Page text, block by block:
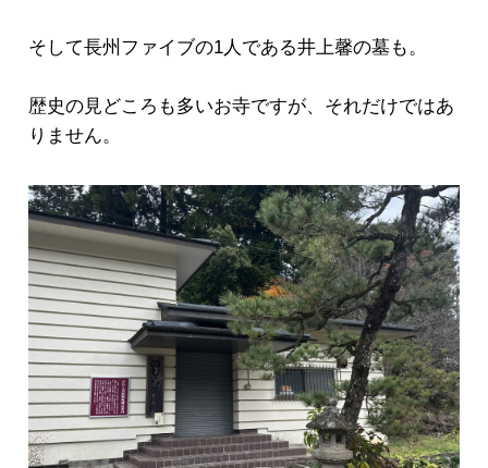
そして長州ファイブの1人である井上馨の墓も。
歴史の見どころも多いお寺ですが、それだけではあ
りません。